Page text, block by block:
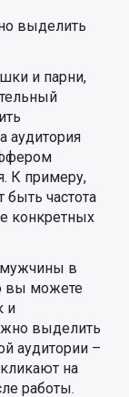
выделить
и парни,
аудитория
К примеру,
частота
конкретных
мужчины в
вы можете
и
выделить
аудитории –
на
работы.